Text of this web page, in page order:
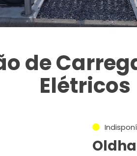
de
Elétricos